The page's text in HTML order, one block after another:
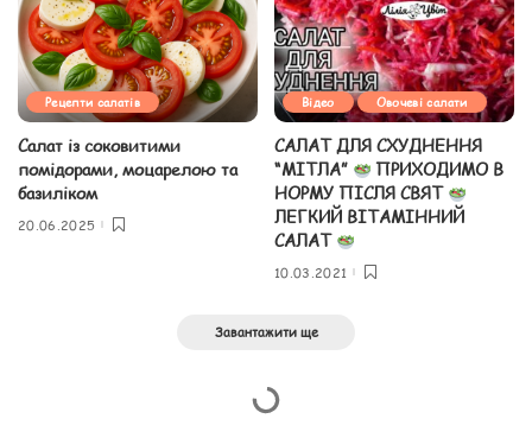
Рецепти салатів
Салат із соковитими
помідорами, моцарелою та
базиліком
20.06.2025
Відео Овочеві салати
САЛАТ ДЛЯ СХУДНЕННЯ
“МІТЛА”
ПРИХОДИМО В
НОРМУ ПІСЛЯ СВЯТ
ЛЕГКИЙ ВІТАМІННИЙ
САЛАТ
10.03.2021
Завантажити ще